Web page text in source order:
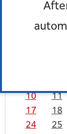
10
11
17
18
24
25